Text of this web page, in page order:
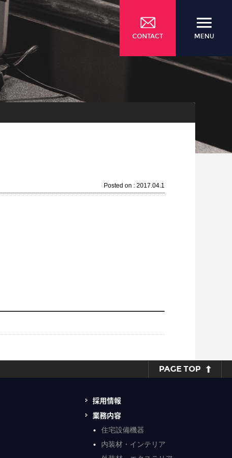
CONTACT MENU
Posted on : 2017.04.1
PAGE TOP
採用情報
業務内容
住宅設備機器
内装材・インテリア